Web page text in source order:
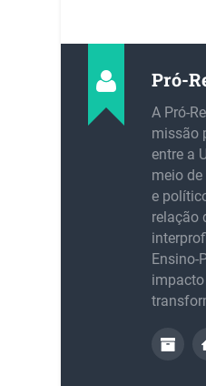
Pró-
A Pró-
missão
entre a
meio
e
relação
Ensino-